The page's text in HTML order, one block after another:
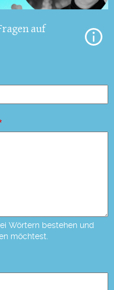
auf
Wörtern bestehen und
möchtest.